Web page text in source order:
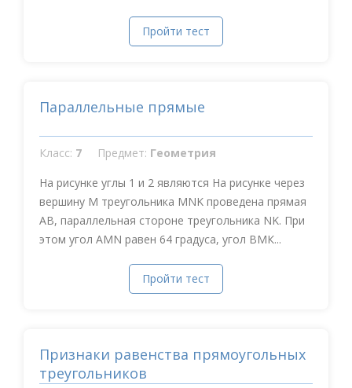
Пройти тест
Параллельные прямые
Класс: 7 Предмет: Геометрия
На рисунке углы 1 и 2 являются На рисунке через
вершину М треугольника MNK проведена прямая
АВ, параллельная стороне треугольника NK. При
этом угол АMN равен 64 градуса, угол ВМК...
Пройти тест
Признаки равенства прямоугольных
треугольников